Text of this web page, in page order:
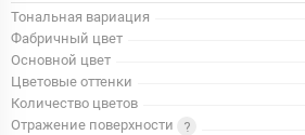
Тональная вариация
Фабричный цвет
Основной цвет
Цветовые оттенки
Количество цветов
Отражение поверхности